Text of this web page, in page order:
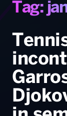
Gallery
Radio
Voce al
Battiti
Tag: